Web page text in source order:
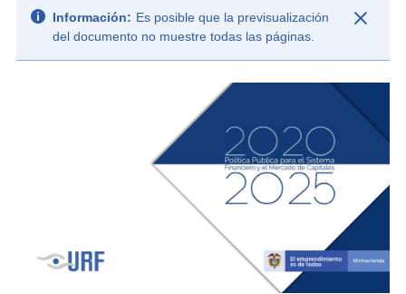
Información: Es posible que la previsualización
del documento no muestre todas las páginas.